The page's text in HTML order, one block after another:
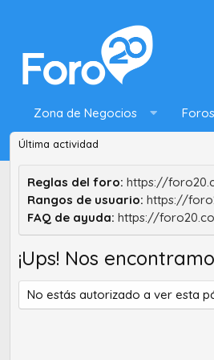
Zona de Negocios Foros
Última actividad
Reglas del foro: https://
Rangos de usuario: https://
FAQ de ayuda: https://
¡Ups! Nos
No estás autorizado a ver esta